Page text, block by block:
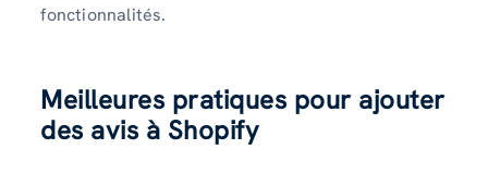
fonctionnalités.
Meilleures pratiques pour ajouter
des avis à Shopify